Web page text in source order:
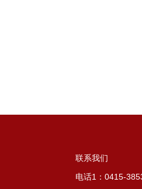
联系我们
电话1：0415-